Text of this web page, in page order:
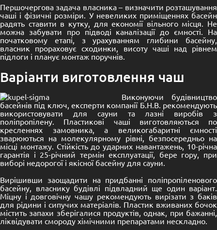
Першочергова задача власника – визначити розташування
чаші і фізичні розміри. У невеликих приміщеннях басейн
радять ставити в кутку, для економії вільного місця. Не
можна забувати про підводі каналізації до ємності. На
початковому етапі, з урахуванням глибини басейну,
власник прораховує сходинки, висоту чаші над рівнем
підлоги і планує монтаж поручнів.
Варіанти виготовлення чаш
Виконуючи будівництво
басейнів під ключ, експерти компанії Б.Н.В. рекомендують
використовувати для сауни та лазні виробів з
поліпропілену. Пластикові чаші виготовляються по
кресленнях замовника, а великогабаритні ємності
зварюються на молекулярному рівні, безпосередньо на
місці монтажу. Стійкість до ударних навантажень, 10-річна
гарантія і 25-річний термін експлуатації, бере гору, при
виборі недорогої і якісної басейну для сауни.
Вирішивши заощадити на придбанні поліпропіленового
басейну, власнику будівлі підвладний ще один варіант.
Міцну і довговічну чашу рекомендують вирізати з баків
для рідини і сипучих матеріалів. Пластик вживаних бочок
містить запахи зберігалися продуктів, однак, при бажанні,
ліквідувати смороду хімічними препаратами нескладно.